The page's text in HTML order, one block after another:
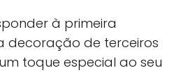
à primeira
decoração de terceiros
toque especial ao seu